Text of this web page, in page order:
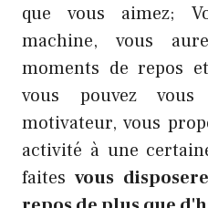
que vous aimez;
machine, vous
moments de repos
vous pouvez
motivateur, vous
activité à une
faitesvous